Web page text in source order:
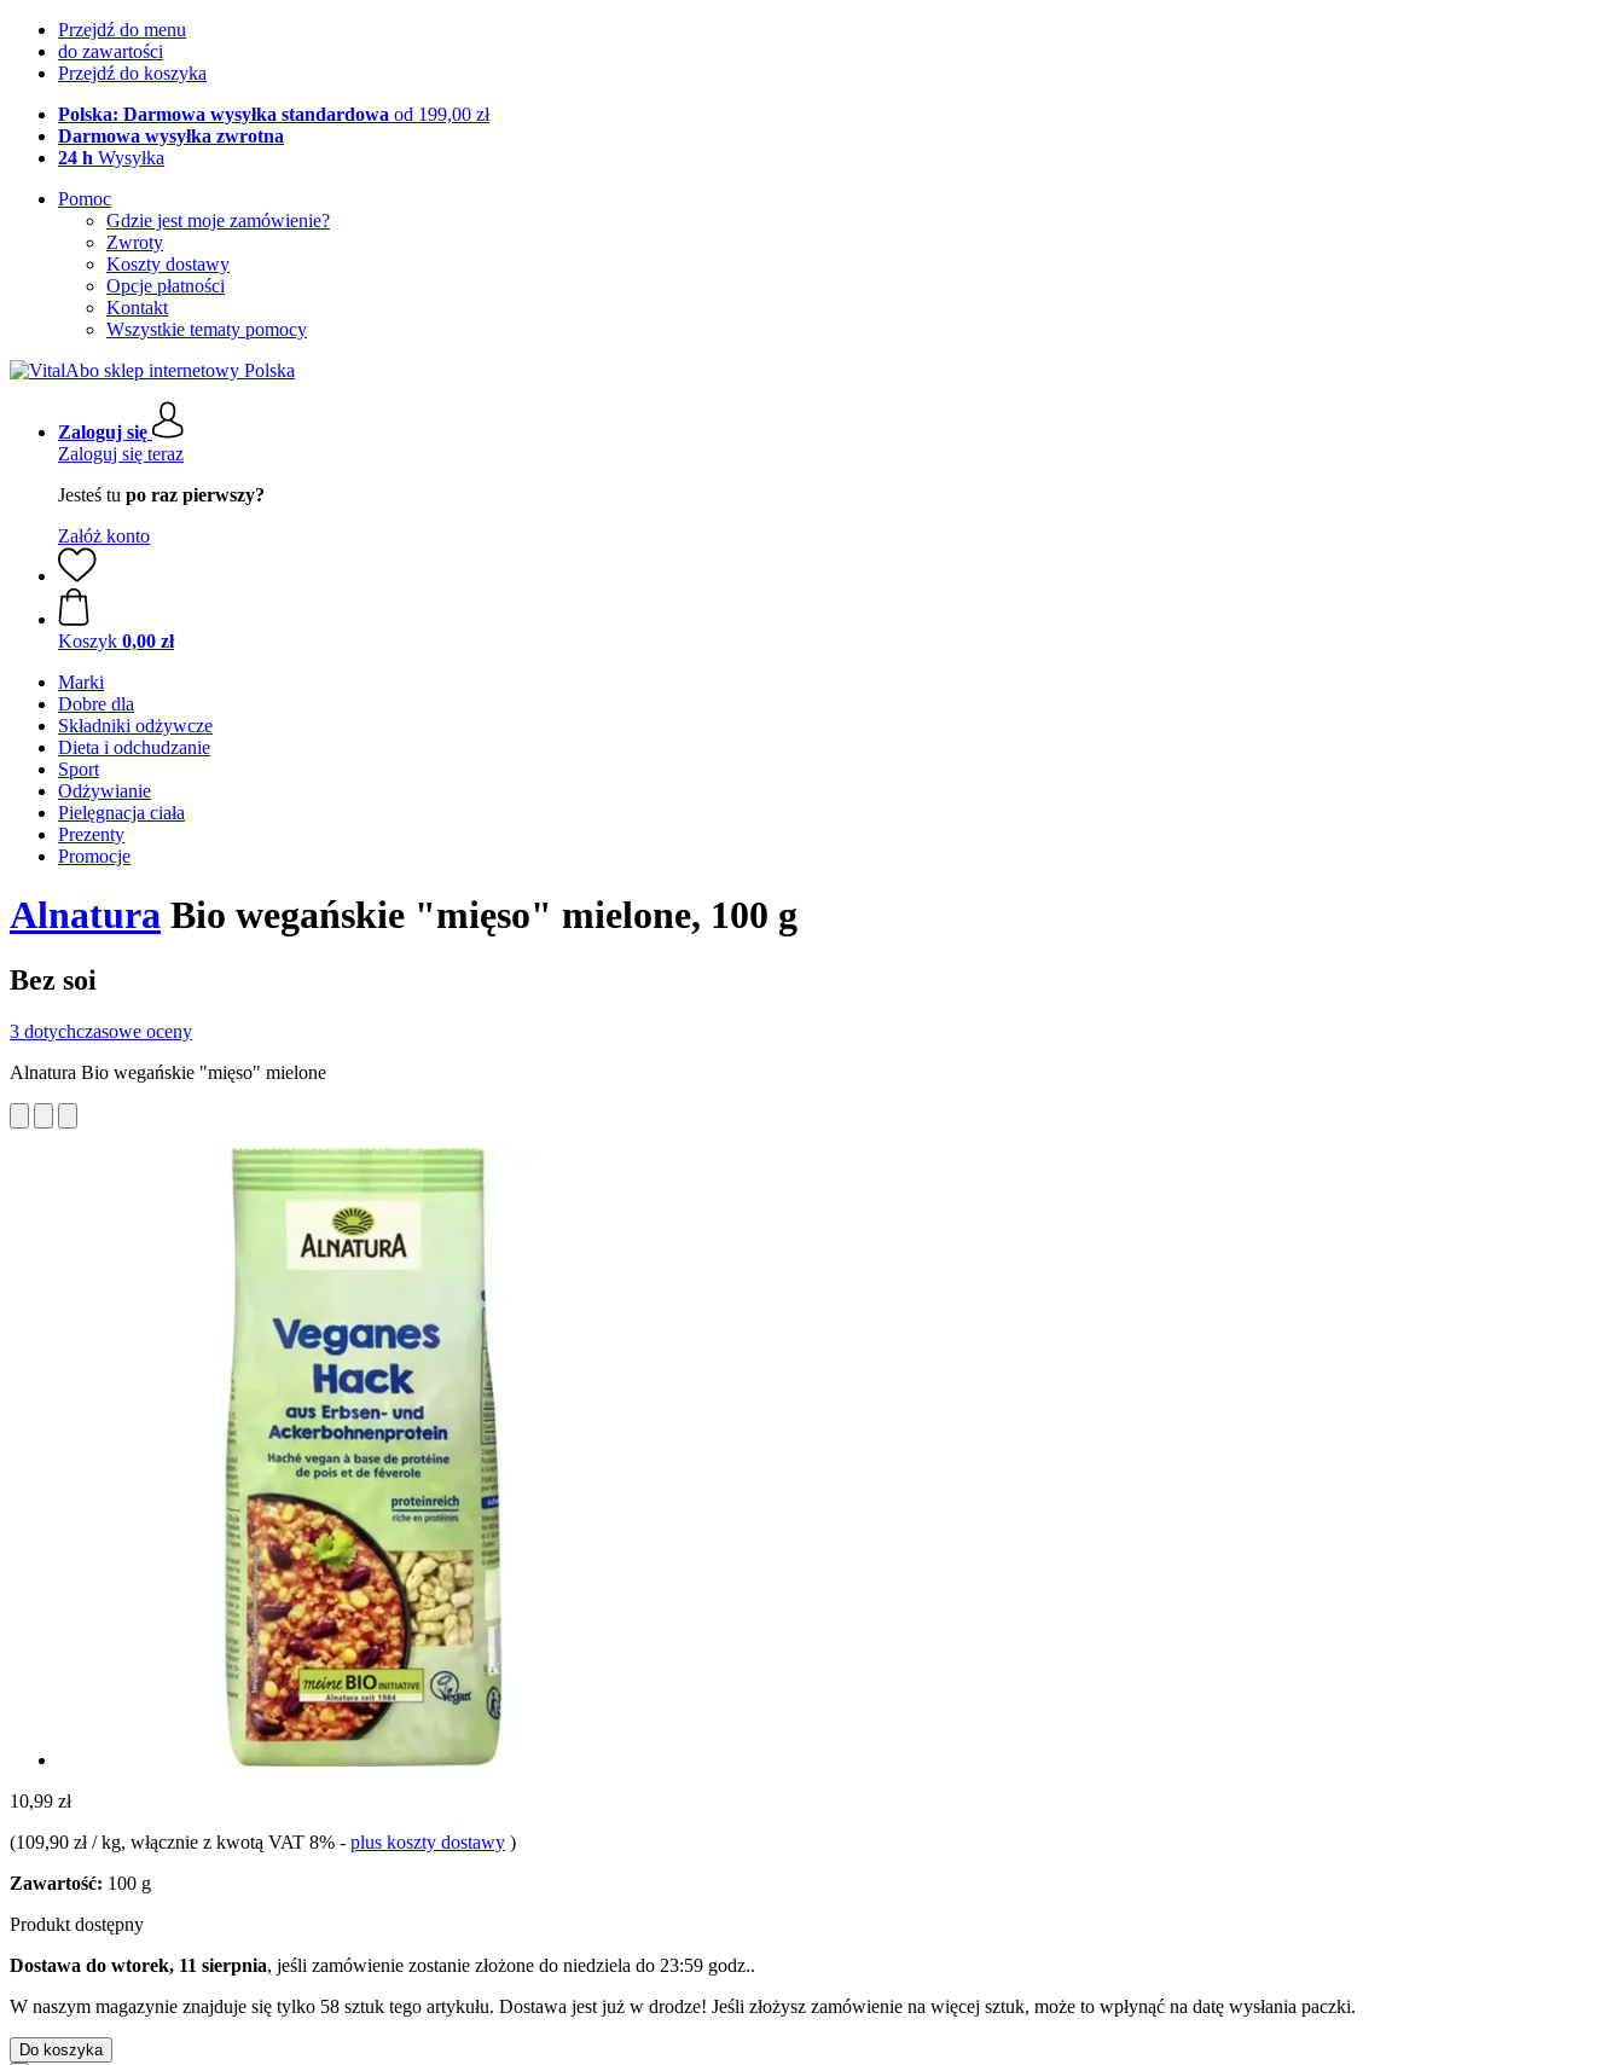
Przejdź do menu
do zawartości
Przejdź do koszyka
Polska: Darmowa wysyłka standardowa od 199,00 zł
Darmowa wysyłka zwrotna
24 h Wysyłka
Pomoc
Gdzie jest moje zamówienie?
Zwroty
Koszty dostawy
Opcje płatności
Kontakt
Wszystkie tematy pomocy
Zaloguj się
Zaloguj się teraz
Jesteś tu po raz pierwszy?
Załóż konto
Koszyk 0,00 zł
Marki
Dobre dla
Składniki odżywcze
Dieta i odchudzanie
Sport
Odżywianie
Pielęgnacja ciała
Prezenty
Promocje
Alnatura Bio wegańskie "mięso" mielone, 100 g
Bez soi
3 dotychczasowe oceny
Alnatura Bio wegańskie "mięso" mielone
10,99 zł
(109,90 zł / kg, włącznie z kwotą VAT 8% - plus koszty dostawy )
Zawartość: 100 g
Produkt dostępny
Dostawa do wtorek, 11 sierpnia, jeśli zamówienie zostanie złożone do niedziela do 23:59 godz..
W naszym magazynie znajduje się tylko 58 sztuk tego artykułu. Dostawa jest już w drodze! Jeśli złożysz zamówienie na więcej sztuk, może to wpłynąć na datę wysłania paczki.
Do koszyka